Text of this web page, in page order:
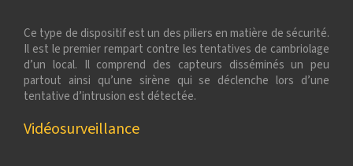
Ce type de dispositif est un des piliers en matière de sécurité.
Il est le premier rempart contre les tentatives de cambriolage
d’un local. Il comprend des capteurs disséminés un peu
partout ainsi qu’une sirène qui se déclenche lors d’une
tentative d’intrusion est détectée.
Vidéosurveillance